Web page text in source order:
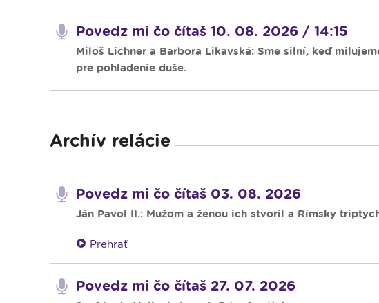
Povedz mi čo čítaš 10. 08. 2026 / 14:15
Miloš Lichner a Barbora Likavská: Sme silní, keď
pre pohladenie duše.
Archív relácie
Povedz mi čo čítaš 03. 08. 2026
Ján Pavol II.: Mužom a ženou ich stvoril a Rímsky
Prehrať
Povedz mi čo čítaš 27. 07. 2026